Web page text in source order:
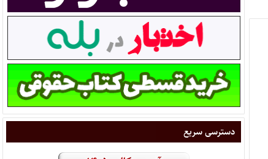
دسترسی سریع